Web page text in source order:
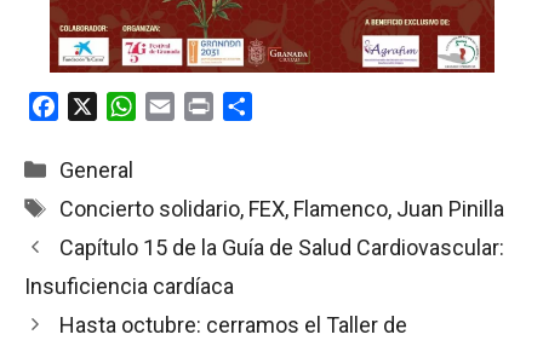
c
b
o
o
W
s
A
p
l
t
a
r
r
Categorías
General
Etiquetas
Concierto solidario, FEX, Flamenco, Juan Pinilla
Capítulo 15 de la Guía de Salud Cardiovascular:
Insuficiencia cardíaca
Hasta octubre: cerramos el Taller de